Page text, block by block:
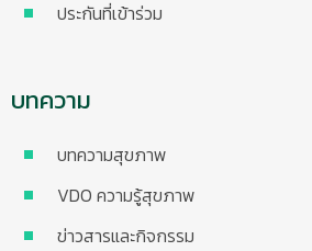
ประกันที่เข้าร่วม
บทความ
บทความสุขภาพ
VDO ความรู้สุขภาพ
ข่าวสารและกิจกรรม